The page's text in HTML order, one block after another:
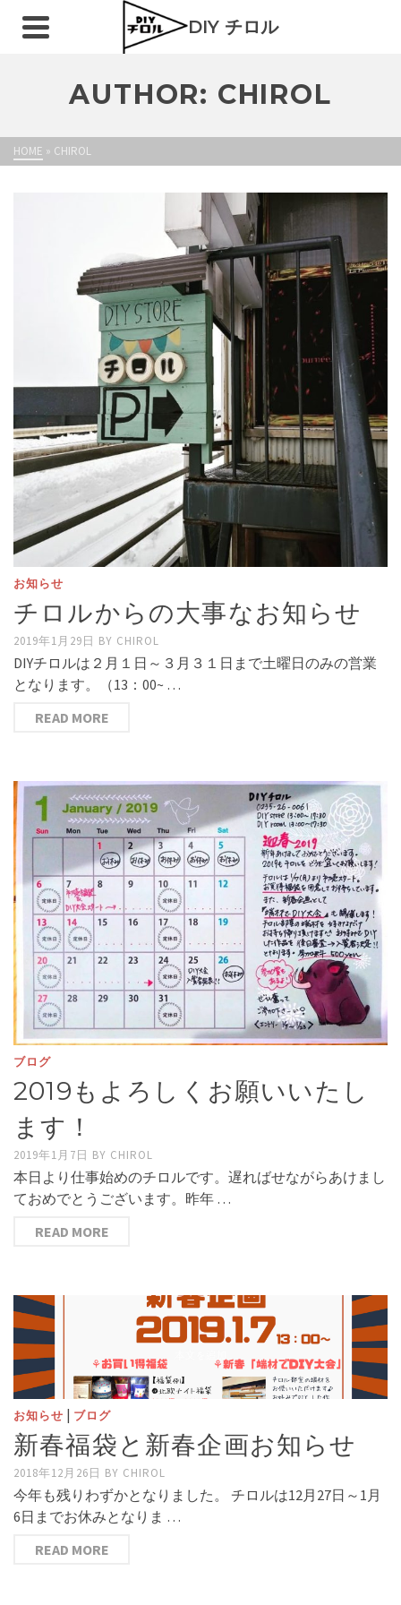
DIY チロル
AUTHOR: CHIROL
HOME » CHIROL
お知らせ
チロルからの大事なお知らせ
2019年1月29日 BY CHIROL
DIYチロルは２月１日～３月３１日まで土曜日のみの営業
となります。（13：00~ …
READ MORE
ブログ
2019もよろしくお願いいたし
ます！
2019年1月7日 BY CHIROL
本日より仕事始めのチロルです。遅ればせながらあけまし
ておめでとうございます。昨年 …
READ MORE
お知らせ | ブログ
新春福袋と新春企画お知らせ
2018年12月26日 BY CHIROL
今年も残りわずかとなりました。 チロルは12月27日～1月
6日までお休みとなりま …
READ MORE